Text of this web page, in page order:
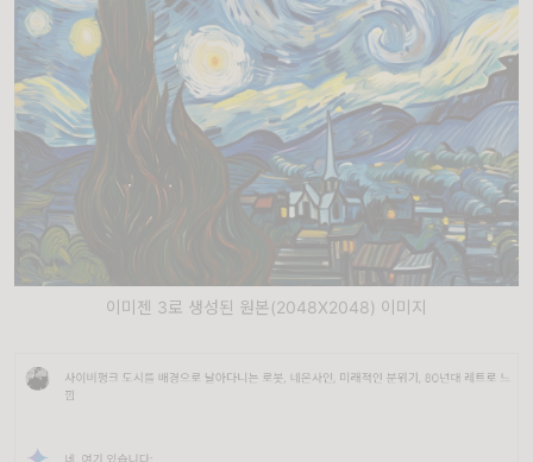
이미젠 3로 생성된 원본(2048X2048) 이미지